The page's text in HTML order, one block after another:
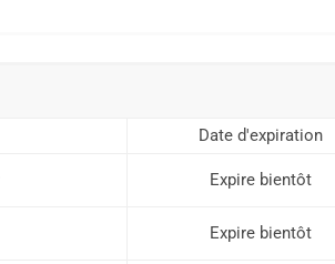
Date d'expiration
Expire bientôt
Expire bientôt